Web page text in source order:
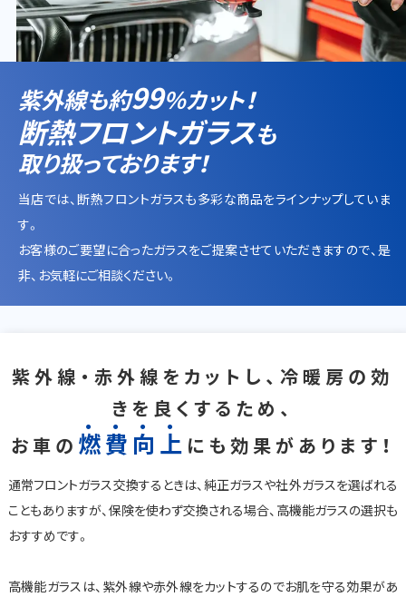
紫外線も約99％カット！
断熱フロントガラスも
取り扱っております！
当店では、断熱フロントガラスも多彩な商品をラインナップしていま
す。
お客様のご要望に合ったガラスをご提案させていただきますので、是
非、お気軽にご相談ください。
紫外線・赤外線をカットし、冷暖房の効
きを良くするため、
お車の 燃費 向 上 にも効果があります！
通常フロントガラス交換するときは、純正ガラスや社外ガラスを選ばれる
こともありますが、保険を使わず交換される場合、高機能ガラスの選択も
おすすめです。
高機能ガラスは、紫外線や赤外線をカットするのでお肌を守る効果があ